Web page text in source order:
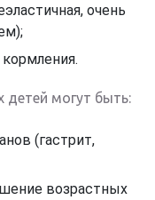
очень
детей могут быть:
(гастрит,
возрастных